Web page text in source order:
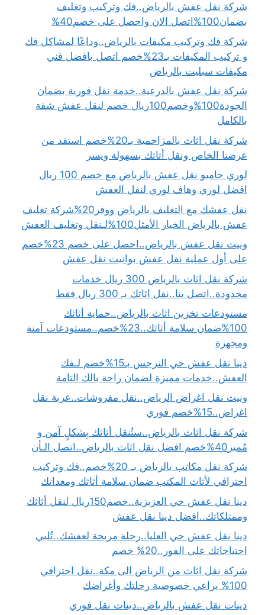
شركة نقل عفش بالرياض..فك وتركيب وتغليف
بضمان100%اتصل الان واحصل على خصم40%
شركة فك وتركيب مكيفات بالرياض..وداعًا لمشاكل فك
و تركيب المكيفات بـ23%خصم اتصل بافضل فني
مكيفات سبليت بالرياض
شركة نقل عفش بالدرعية..خدمة نقل فورية بضمان
الجودة100%وخصم100ريال خصم لنقل عفش شقة
بالكامل
شركة نقل اثاث بالمزاحمية بـ20%خصم استفد من
عرضنا الخاص ونقل أثاثك بسهولة ويسر
لوري جامبو نقل عفش بالرياض مع خصم 100 ريال
افضل لوري وهاف لوري لنقل العفش
نقل عفشك مع التغليف بالرياض ووفر20%شركة تغليف
عفش بالرياض الخيار الأمثل100%لـنقل وتغليف العفش
ونيت نقل عفش بالرياض..احصل على خصم 23%خصم
على أول عملية نقل عفش بوانيت نقل عفش
شركة نقل اثاث بالرياض 300 ريال خدمات
محدودة..اتصل بنا..نقل اثاثك بـ 300 ريال فقط
مستودعات تخزين اثاث بالرياض..حماية أثاثك
100%ضمان سلامة أثاثك..23%خصم..مستودعات آمنة
ومجهزة
دينا نقل عفش حي النرجس بـ15%خصم لـفك
العفش..خدمات مميزة لضمان راحة بالك التامة
ونيت نقل اغراض الرياض..نقل مفروشات..عربة نقل
اغراض..15%خصم فوري
شركة نقل اثاث بالرياض..ستُنقل أثاثك بِشكلٍ آمن و
مُميز40%خصم افضل نقل اثاث بالرياض..اتصل الـأن
شركة نقل مكاتب بالرياض بـ 20%خصم..فك وتركيب
احترافي لأثاث المكتب ضمان سلامة أثاثك ومعداتك
دينا نقل عفش حي العزيزية..خصم150ريال لنقل أثاثك
وممتلكاتك..افضل دينا نقل عفش
دينا نقل عفش حي العليا..رحلة مريحة لعفشك..تُلبي
احتياجاتك على الفور..20% خصم
شركة نقل اثاث من الرياض الى مكة..نقل احترافي
100% يراعي خصوصية رحلتك وأغراضك
دينات نقل عفش بالرياض..دينات نقل فوري